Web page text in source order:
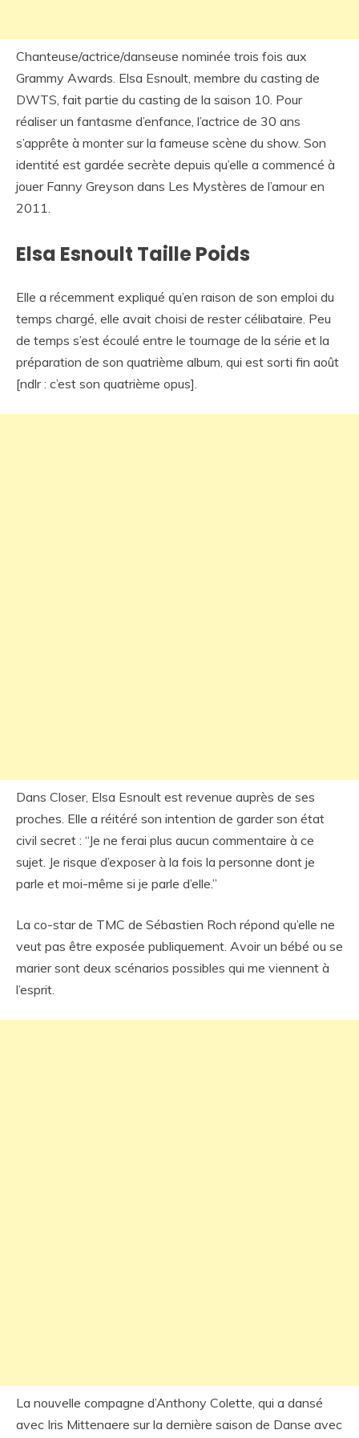
Chanteuse/actrice/danseuse nominée trois fois aux
Grammy Awards. Elsa Esnoult, membre du casting de
DWTS, fait partie du casting de la saison 10. Pour
réaliser un fantasme d’enfance, l’actrice de 30 ans
s’apprête à monter sur la fameuse scène du show. Son
identité est gardée secrète depuis qu’elle a commencé à
jouer Fanny Greyson dans Les Mystères de l’amour en
2011.
Elsa Esnoult Taille Poids
Elle a récemment expliqué qu’en raison de son emploi du
temps chargé, elle avait choisi de rester célibataire. Peu
de temps s’est écoulé entre le tournage de la série et la
préparation de son quatrième album, qui est sorti fin août
[ndlr : c’est son quatrième opus].
Dans Closer, Elsa Esnoult est revenue auprès de ses
proches. Elle a réitéré son intention de garder son état
civil secret : “Je ne ferai plus aucun commentaire à ce
sujet. Je risque d’exposer à la fois la personne dont je
parle et moi-même si je parle d’elle.”
La co-star de TMC de Sébastien Roch répond qu’elle ne
veut pas être exposée publiquement. Avoir un bébé ou se
marier sont deux scénarios possibles qui me viennent à
l’esprit.
La nouvelle compagne d’Anthony Colette, qui a dansé
avec Iris Mittenaere sur la dernière saison de Danse avec